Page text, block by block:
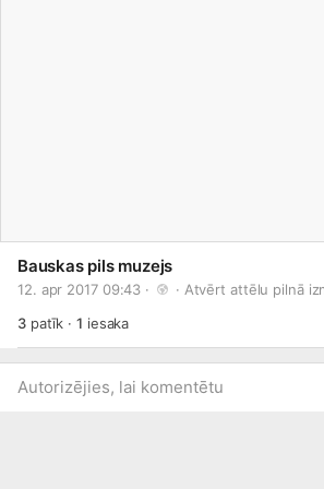
Bauskas pils muzejs
12. apr 2017 09:43 · · Atvērt attēlu pilnā
3patīk ·1 iesaka
Autorizējies, lai komentētu